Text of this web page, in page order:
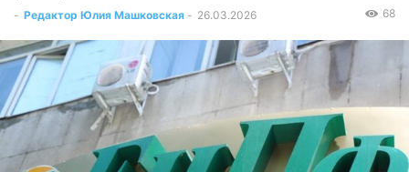
- Редактор Юлия Машковская - 26.03.2026 68